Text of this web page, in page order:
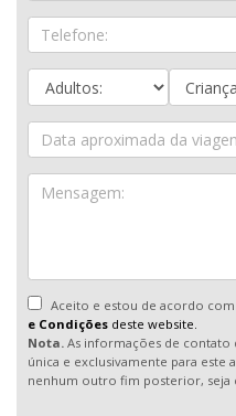
Aceito e estou de acordo com
e Condições deste website.
Nota. As informações de
única e exclusivamente para este
nenhum outro fim posterior, seja